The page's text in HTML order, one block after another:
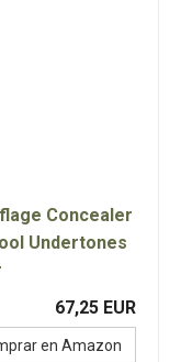
Concealer
Undertones
67,25 EUR
en Amazon